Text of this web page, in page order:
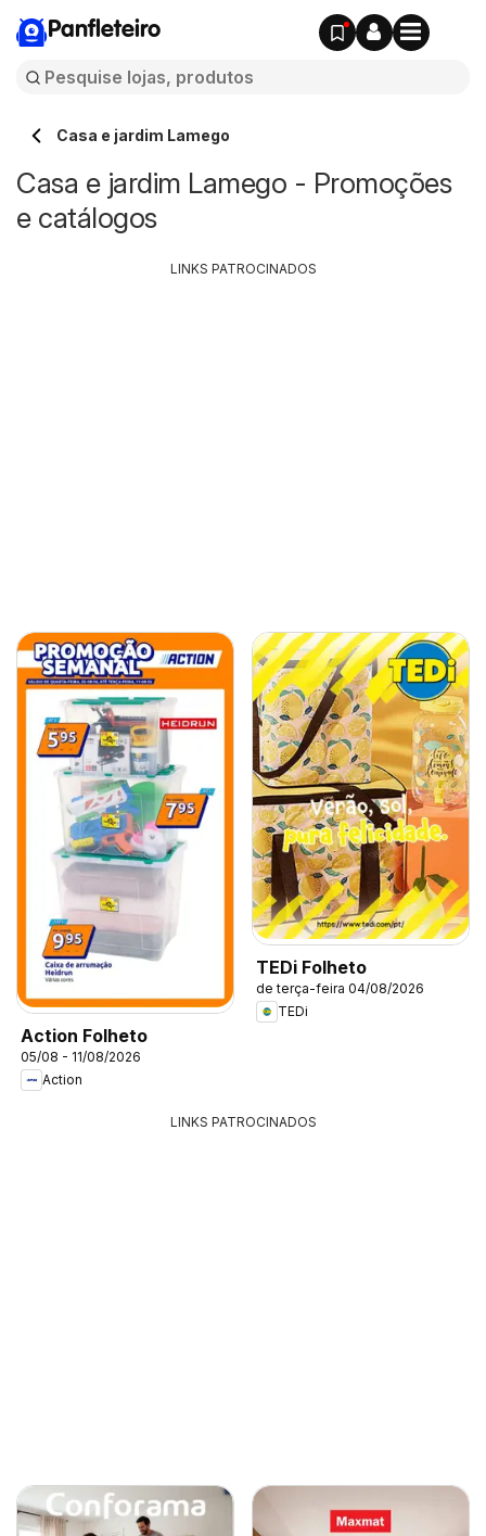
Panfleteiro
Casa e jardim Lamego
Casa e jardim Lamego - Promoções
e catálogos
Action Folheto
05/08 - 11/08/2026
Action
TEDi Folheto
de terça-feira 04/08/2026
TEDi
LINKS PATROCINADOS
LINKS PATROCINADOS